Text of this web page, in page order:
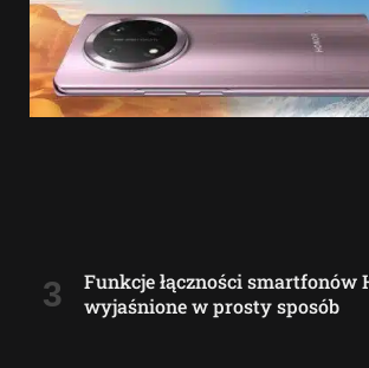
Funkcje łączności smartfonów
wyjaśnione w prosty sposób